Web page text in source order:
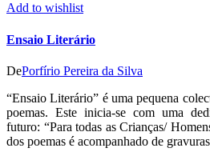
Add to wishlist
Ensaio Literário
DePorfírio Pereira da Silva
“Ensaio Literário” é uma pequena
poemas. Este inicia-se com uma
futuro: “Para todas as Crianças/
dos poemas é acompanhado de